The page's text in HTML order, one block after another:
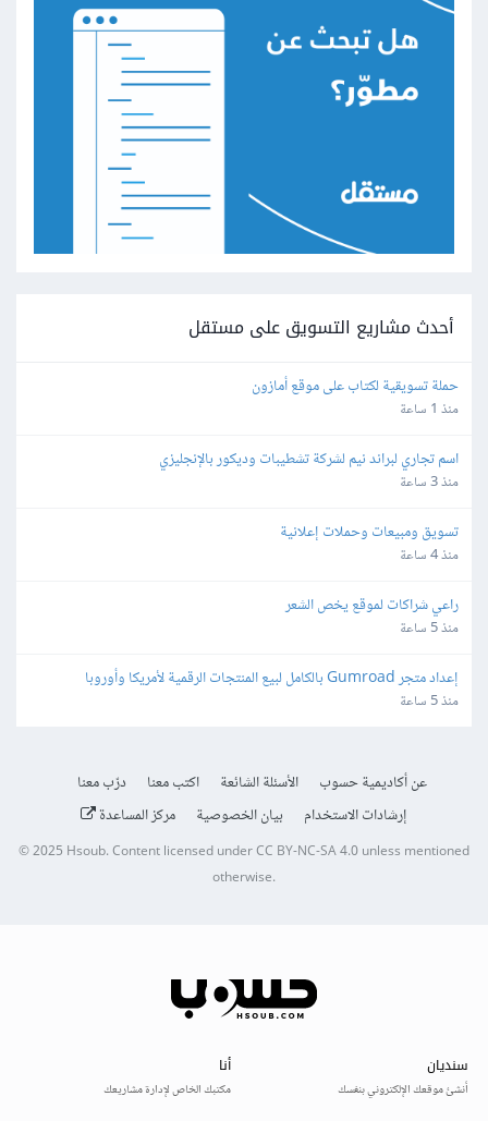
أحدث مشاريع التسويق على مستقل
حملة تسويقية لكتاب على موقع أمازون
منذ 1 ساعة
اسم تجاري لبراند نيم لشركة تشطيبات وديكور بالإنجليزي
منذ 3 ساعة
تسويق ومبيعات وحملات إعلانية
منذ 4 ساعة
راعي شراكات لموقع يخص الشعر
منذ 5 ساعة
إعداد متجر Gumroad بالكامل لبيع المنتجات الرقمية لأمريكا وأوروبا
منذ 5 ساعة
عن أكاديمية حسوب الأسئلة الشائعة اكتب معنا
درّب معنا
إرشادات الاستخدام
بيان الخصوصية مركز المساعدة
© 2025 Hsoub.Content licensed underCC BY-NC-SA 4.0unless mentioned
otherwise.